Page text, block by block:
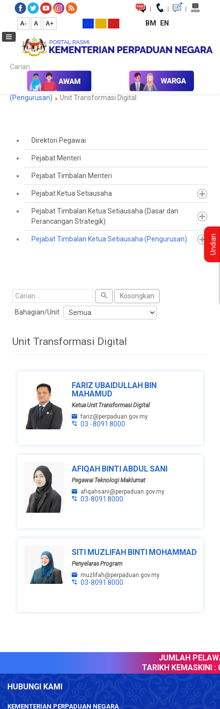
| | |
A- A A+ BM EN
Carian...
Laman Utama
Pejabat Timbalan Ketua Setiausaha
(Pengurusan)
Unit Transformasi Digital
Direktori Pegawai
Pejabat Menteri
Pejabat Timbalan Menteri
Pejabat Ketua Setiausaha
Pejabat Timbalan Ketua Setiausaha (Dasar dan
Perancangan Strategik)
Pejabat Timbalan Ketua Setiausaha (Pengurusan)
Cari Kosongkan
Bahagian/Unit
Unit Transformasi Digital
FARIZ UBAIDULLAH BIN
MAHAMUD
Ketua Unit Transformasi Digital
fariz@perpaduan.gov.my
03 - 8091 8000
AFIQAH BINTI ABDUL SANI
Pegawai Teknologi Maklumat
afiqahsani@perpaduan.gov.my
03-8091 8000
SITI MUZLIFAH BINTI MOHAMMAD
Penyelaras Program
muzlifah@perpaduan.gov.my
03-8091 8000
JUMLAH
TARIKH KEMASKINI :
HUBUNGI KAMI
KEMENTERIAN PERPADUAN NEGARA
Undian